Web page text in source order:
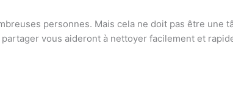
personnes. Mais cela ne doit pas être une
vous aideront à nettoyer facilement et